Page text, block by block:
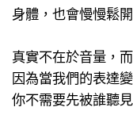
身體，也會慢慢鬆開
真實不在於音量，
因為當我們的表達
你不需要先被誰聽